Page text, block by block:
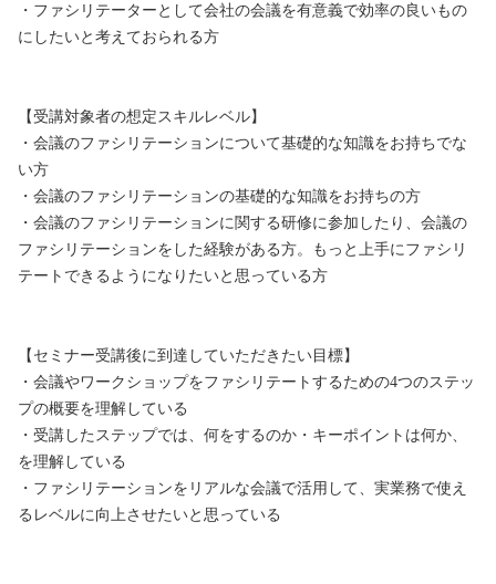
・ファシリテーターとして会社の会議を有意義で効率の良いもの
にしたいと考えておられる方
【受講対象者の想定スキルレベル】
・会議のファシリテーションについて基礎的な知識をお持ちでな
い方
・会議のファシリテーションの基礎的な知識をお持ちの方
・会議のファシリテーションに関する研修に参加したり、会議の
ファシリテーションをした経験がある方。もっと上手にファシリ
テートできるようになりたいと思っている方
【セミナー受講後に到達していただきたい目標】
・会議やワークショップをファシリテートするための4つのステッ
プの概要を理解している
・受講したステップでは、何をするのか・キーポイントは何か、
を理解している
・ファシリテーションをリアルな会議で活用して、実業務で使え
るレベルに向上させたいと思っている